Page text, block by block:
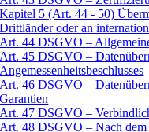
Kapitel 5 (Art. 44 - 50)
Drittländer oder an
Art. 44 DSGVO –
Art. 45 DSGVO –
Angemessenheitsbeschlusses
Art. 46 DSGVO –
Garantien
Art. 47 DSGVO –
Art. 48 DSGVO – Nach dem